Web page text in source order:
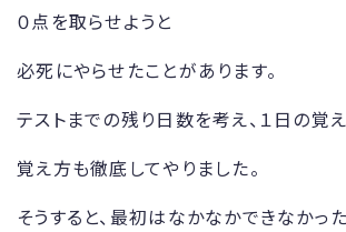
０点を取らせようと
必死にやらせたことがあります。
テストまでの残り日数を考え、１日の覚
覚え方も徹底してやりました。
そうすると、最初はなかなかできなかっ